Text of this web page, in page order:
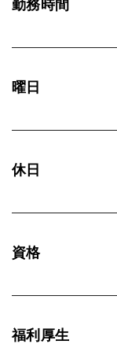
勤務時間
曜日
休日
資格
福利厚生